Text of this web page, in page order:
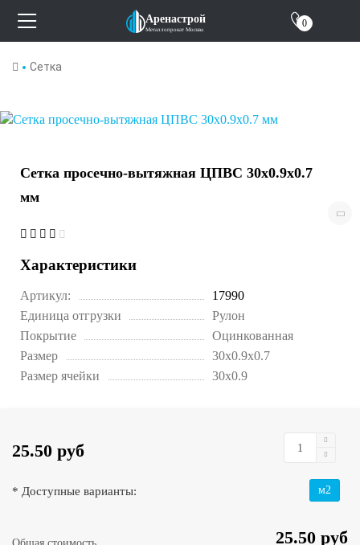
О компании
Аренастрой
Металлопрокат Москва
0
Сетка
Сетка просечно-вытяжная ЦПВС 30х0.9х0.7
мм
Характеристики
Артикул:
17990
Единица отгрузки
Рулон
Покрытие
Оцинкованная
Размер
30x0.9x0.7
Размер ячейки
30х0.9
25.50 руб
* Доступные варианты: м2
25.50 руб